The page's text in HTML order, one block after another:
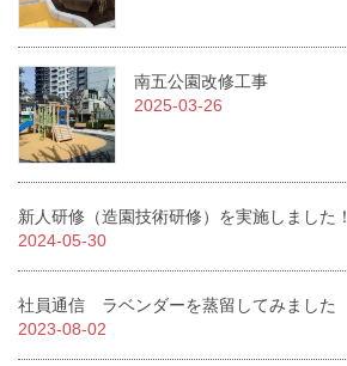
南五公園改修工事
2025-03-26
新人研修（造園技術研修）を実施しました！
2024-05-30
社員通信 ラベンダーを蒸留してみました
2023-08-02